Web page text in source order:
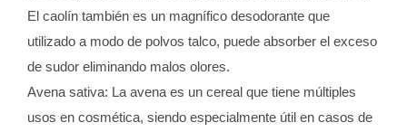
El caolín también es un magnífico desodorante que
utilizado a modo de polvos talco, puede absorber el exceso
de sudor eliminando malos olores.
Avena sativa: La avena es un cereal que tiene múltiples
usos en cosmética, siendo especialmente útil en casos de